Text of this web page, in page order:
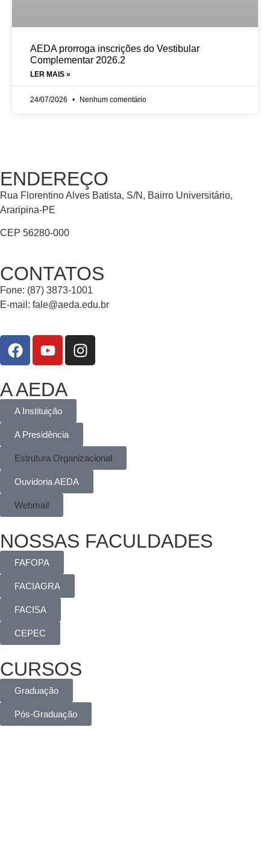
AEDA prorroga inscrições do Vestibular
Complementar 2026.2
LER MAIS »
24/07/2026 Nenhum comentário
ENDEREÇO
Rua Florentino Alves Batista, S/N, Bairro Universitário,
Araripina-PE
CEP 56280-000
CONTATOS
Fone: (87) 3873-1001
E-mail: fale@aeda.edu.br
A AEDA
A Instituição
A Presidência
Estrutura Organizacional
Ouvidoria AEDA
Webmail
NOSSAS FACULDADES
FAFOPA
FACIAGRA
FACISA
CEPEC
CURSOS
Graduação
Pós-Graduação